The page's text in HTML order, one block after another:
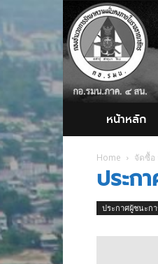
กอ.รม
4
สน.
หน้าหลัก
Home จัดซื้อ
ประก
ประกาศผู้ชนะก